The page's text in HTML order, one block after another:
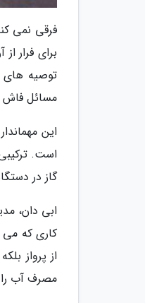
فرقی نمی
برای فرار
توصیه های
مسائل
این
است.
گاز در
ابی دان،
کاری که می
مصرف آب را به مدت 24 ساعت قبل و بعد از پرواز افزایش دهید